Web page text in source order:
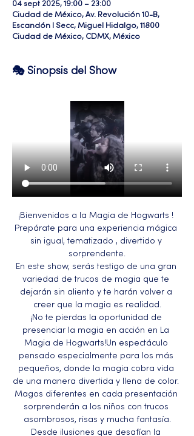
04 sept 2025, 19:00 – 23:00
Ciudad de México, Av. Revolución 10-B,
Escandón I Secc, Miguel Hidalgo, 11800
Ciudad de México, CDMX, México
🎭 Sinopsis del Show
¡Bienvenidos a la Magia de Hogwarts !
Prepárate para una experiencia mágica
sin igual, tematizado , divertido y
sorprendente.
En este show, serás testigo de una gran
variedad de trucos de magia que te
dejarán sin aliento y te harán volver a
creer que la magia es realidad.
¡No te pierdas la oportunidad de
presenciar la magia en acción en La
Magia de Hogwarts!Un espectáculo
pensado especialmente para los más
pequeños, donde la magia cobra vida
de una manera divertida y llena de color.
Magos diferentes en cada presentación
sorprenderán a los niños con trucos
asombrosos, risas y mucha fantasía.
Desde ilusiones que desafían la